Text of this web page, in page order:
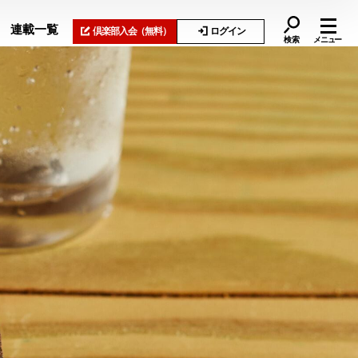
連載一覧 倶楽部入会（無料） ログイン
検索 メニュー